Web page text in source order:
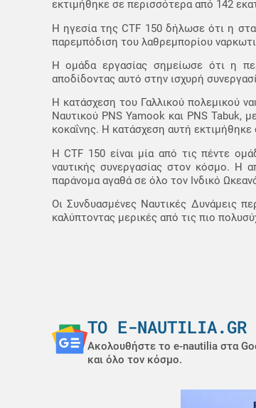
εκτιμήθηκε σε περισσότερα από 142
Η ηγεσία της CTF 150 δήλωσε ότι η
παρεμπόδιση του λαθρεμπορίου
Η ομάδα εργασίας σημείωσε ότι η
αποδίδοντας αυτό στην ισχυρή
Η κατάσχεση του Γαλλικού πολεμικού
Ναυτικού PNS Yamook και PNS Tabuk,
κοκαΐνης. Η κατάσχεση αυτή
Η CTF 150 είναι μία από τις πέντε
ναυτικής συνεργασίας στον κόσμο. Η
παράνομα αγαθά σε όλο τον Ινδικό
Οι Συνδυασμένες Ναυτικές Δυνάμεις
καλύπτοντας μερικές από τις πιο
ΤΟ E-NAUTILIA.GR
Ακολουθήστε το e-nautilia στα
και όλο τον κόσμο.